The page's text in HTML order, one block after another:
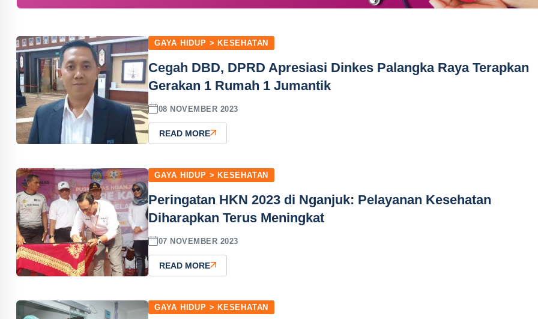
GAYA HIDUP > KESEHATAN
Cegah DBD, DPRD Apresiasi Dinkes Palangka Raya Terapkan
Gerakan 1 Rumah 1 Jumantik
08 NOVEMBER 2023
READ MORE
GAYA HIDUP > KESEHATAN
Peringatan HKN 2023 di Nganjuk: Pelayanan Kesehatan
Diharapkan Terus Meningkat
07 NOVEMBER 2023
READ MORE
GAYA HIDUP > KESEHATAN